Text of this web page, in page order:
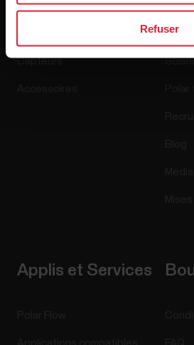
Refuser
Capteurs
À
Applis et Services